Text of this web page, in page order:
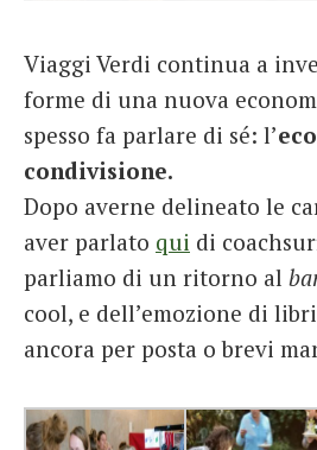
Italiano
Viaggi Verdi continua a
forme di una nuova
spesso fa parlare di sé: l’
condivisione.
Dopo averne delineato le
aver parlato qui di
parliamo di un ritorno al
cool, e dell’emozione di
ancora per posta o brevi